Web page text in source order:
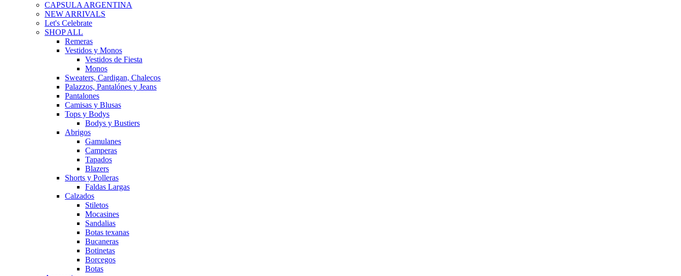
CAPSULA ARGENTINA
NEW ARRIVALS
Let's Celebrate
SHOP ALL
Remeras
Vestidos y Monos
Vestidos de Fiesta
Monos
Sweaters, Cardigan, Chalecos
Palazzos, Pantalónes y Jeans
Pantalones
Camisas y Blusas
Tops y Bodys
Bodys y Bustiers
Abrigos
Gamulanes
Camperas
Tapados
Blazers
Shorts y Polleras
Faldas Largas
Calzados
Stiletos
Mocasines
Sandalias
Botas texanas
Bucaneras
Botinetas
Borcegos
Botas